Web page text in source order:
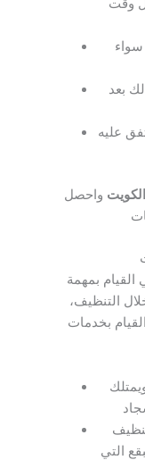
وقت
بعد
عليه
واحصل
بمهمة
التنظيف،
بخدمات
التي